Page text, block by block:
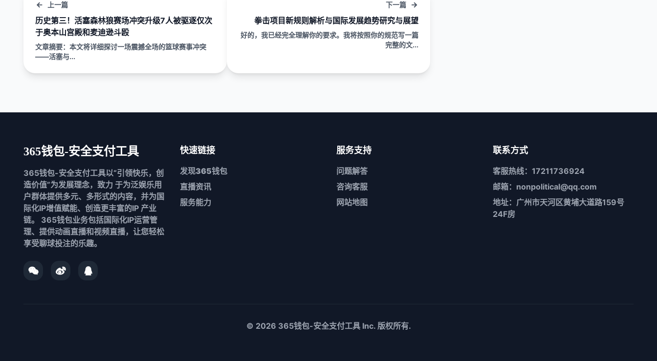
上一篇
历史第三！活塞森林狼赛场冲突升级7人被驱逐仅次
于奥本山宫殿和麦迪逊斗殴
文章摘要：本文将详细探讨一场震撼全场的篮球赛事冲突
——活塞与...
下一篇
拳击项目新规则解析与国际发展趋势研究与展望
好的，我已经完全理解你的要求。我将按照你的规范写一篇
完整的文...
365钱包-安全支付工具
365钱包-安全支付工具以“引领快乐，创
造价值”为发展理念，致力 于为泛娱乐用
户群体提供多元、多形式的内容，并为国
际化IP增值赋能、创造更丰富的IP 产业
链。 365钱包业务包括国际化IP运营管
理、提供动画直播和视频直播，让您轻松
享受聊球投注的乐趣。
快速链接
发现365钱包
直播资讯
服务能力
服务支持
问题解答
咨询客服
网站地图
联系方式
客服热线：17211736924
邮箱：nonpolitical@qq.com
地址：广州市天河区黄埔大道路159号
24F房
© 2026 365钱包-安全支付工具Inc. 版权所有.